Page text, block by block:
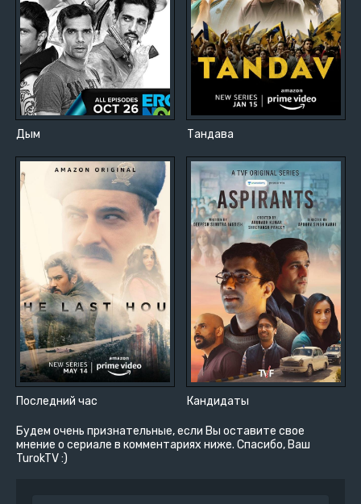
Дым Тандава
Последний час Кандидаты
Будем очень признательные, если Вы оставите свое
мнение о сериале в комментариях ниже. Спасибо, Ваш
TurokTV :)